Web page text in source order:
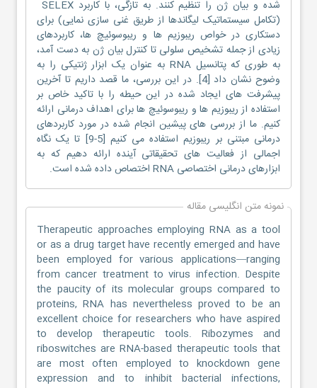
(تکامل سیستماتیک لیگاندها از طریق غنی سازی نمایی) برای
دستکاری در خواص ریبوزیم ها و ریبوسوئیچ ها، کاربردهای
زیادی از جمله تشخیص سلولی تا کنترل بیان ژن به دست آمد،
به طوری که پتانسیل RNA به عنوان یک ابزار ژنتیکی را به
وضوح نشان داد [4]. در این بررسی، ما قصد داریم تا آخرین
پیشرفت های ایجاد شده در این حیطه را با تاکید خاص بر
استفاده از ریبوزیم ها و ریبوسوئیچ ها برای اهداف درمانی ارائه
کنیم. ما از بررسی های پیشین انجام شده در مورد کاربردهای
درمانی مبتنی بر ریبوزیم استفاده می کنیم [5-9] تا یک نگاه
اجمالی از فعالیت های تحقیقاتی آینده ارائه دهیم که به
ابزارهای درمانی اختصاصی RNA اختصاص داده شده است.
نمونه متن انگلیسی مقاله
Therapeutic approaches employing RNA as a tool
or as a drug target have recently emerged and have
been employed for various applications—ranging
from cancer treatment to virus infection. Despite
the paucity of its molecular groups compared to
proteins, RNA has nevertheless proved to be an
excellent choice for researchers who have aspired
to develop therapeutic tools. Ribozymes and
riboswitches are RNA-based therapeutic tools that
are most often employed to knockdown gene
expression and to inhibit bacterial infections,